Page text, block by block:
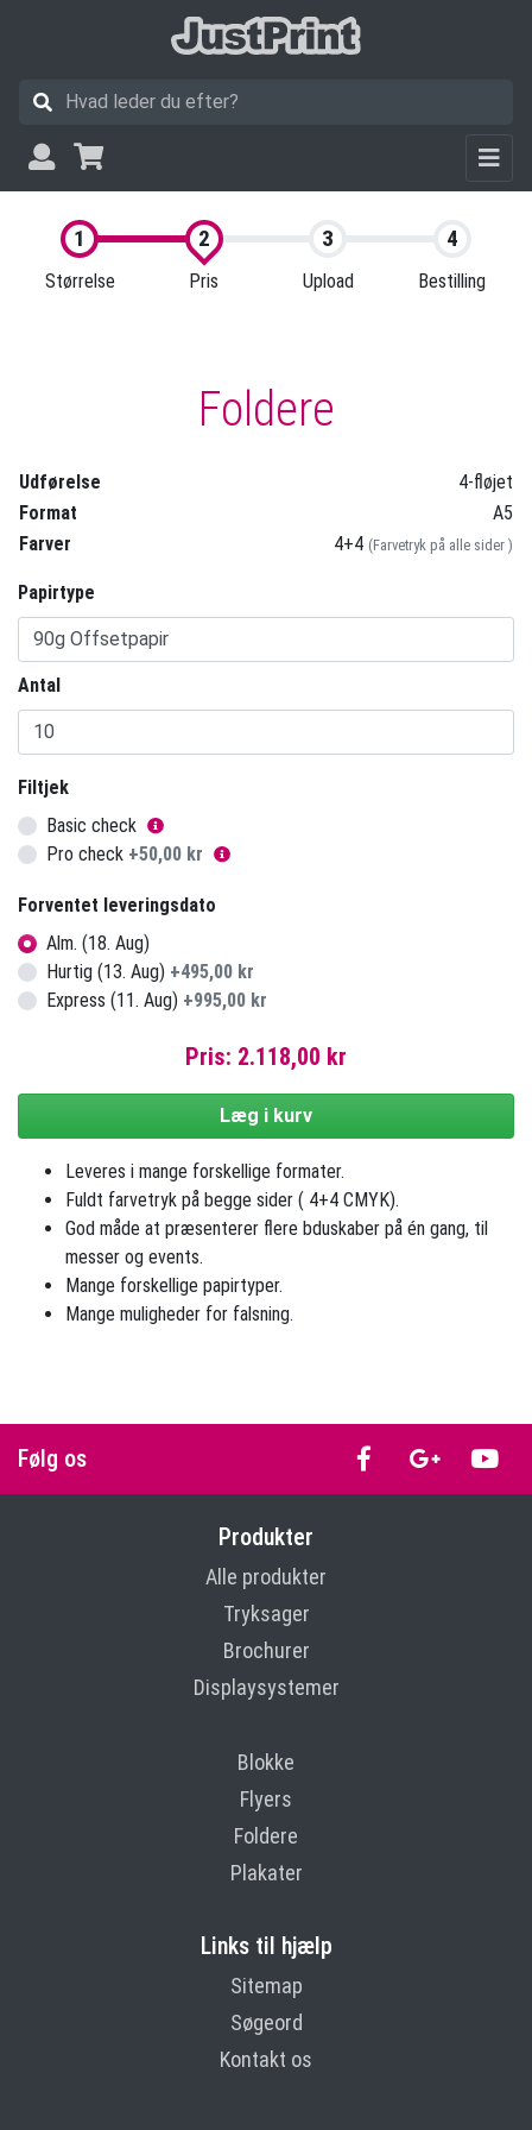
Størrelse Pris Upload Bestilling
Foldere
Udførelse
4-fløjet
Format
A5
Farver
4+4 (Farvetryk på alle sider )
Papirtype
Antal
Filtjek
Basic check
Pro check +50,00 kr
Forventet leveringsdato
Alm. (18. Aug)
Hurtig (13. Aug) +495,00 kr
Express (11. Aug) +995,00 kr
Pris: 2.118,00 kr
Læg i kurv
Leveres i mange forskellige formater.
Fuldt farvetryk på begge sider ( 4+4 CMYK).
God måde at præsenterer flere bduskaber på én gang, til
messer og events.
Mange forskellige papirtyper.
Mange muligheder for falsning.
Følg os
Produkter
Alle produkter
Tryksager
Brochurer
Displaysystemer
Blokke
Flyers
Foldere
Plakater
Links til hjælp
Sitemap
Søgeord
Kontakt os